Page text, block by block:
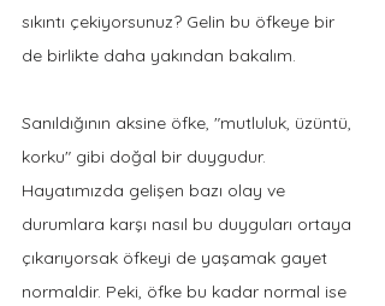
sıkıntı çekiyorsunuz? Gelin bu öfkeye bir
de birlikte daha yakından bakalım.
Sanıldığının aksine öfke, "mutluluk, üzüntü,
korku" gibi doğal bir duygudur.
Hayatımızda gelişen bazı olay ve
durumlara karşı nasıl bu duyguları ortaya
çıkarıyorsak öfkeyi de yaşamak gayet
normaldir. Peki, öfke bu kadar normal ise